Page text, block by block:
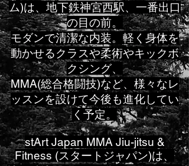
ム)は、地下鉄神宮西駅、一番出口
の目の前。
モダンで清潔な内装。軽く身体を
動かせるクラスや柔術やキックボ
クシング、
MMA(総合格闘技)など、様々なレ
ッスンを設けて今後も進化してい
く予定。
stArt Japan MMA Jiu-jitsu &
Fitness (スタートジャパン)は、